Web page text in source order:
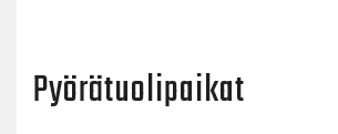
Pyörätuolipaikat